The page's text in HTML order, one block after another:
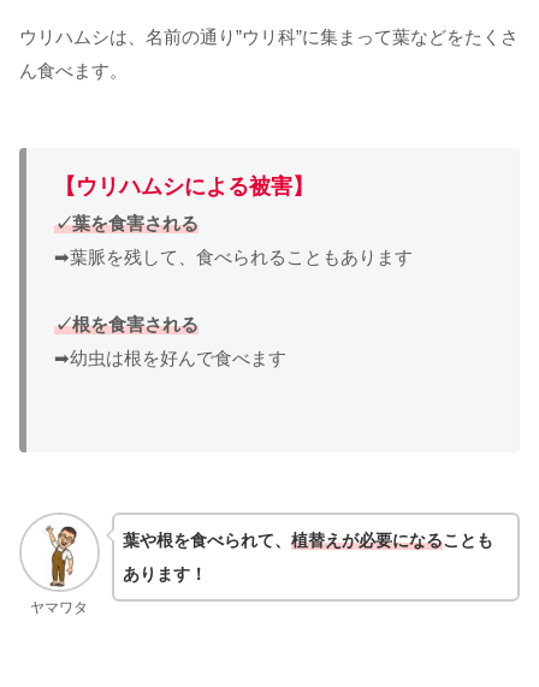
ウリハムシは、名前の通り”ウリ科”に集まって葉などをたくさ
ん食べます。
【ウリハムシによる被害】
✓葉を食害される
➡葉脈を残して、食べられることもあります
✓根を食害される
➡幼虫は根を好んで食べます
ヤマワタ
葉や根を食べられて、 植替えが必要になることも
あります！